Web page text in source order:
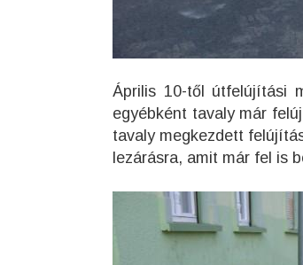
Április 10-től útfelújítási
egyébként tavaly már
tavaly megkezdett
lezárásra, amit már fel is